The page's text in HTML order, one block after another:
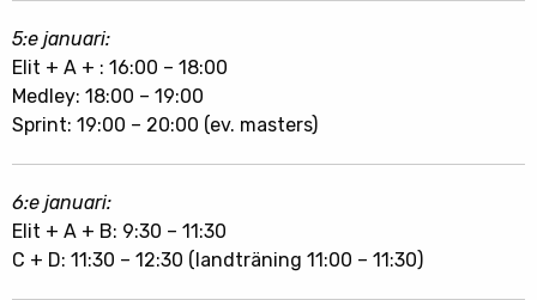
5:e januari:
Elit + A + : 16:00 – 18:00
Medley: 18:00 – 19:00
Sprint: 19:00 – 20:00 (ev. masters)
6:e januari:
Elit + A + B: 9:30 – 11:30
C + D: 11:30 – 12:30 (landträning 11:00 – 11:30)